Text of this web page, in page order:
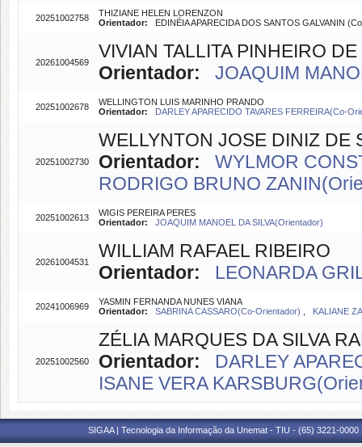
20251002758
THIZIANE HELEN LORENZON
Orientador: EDINÉIA APARECIDA DOS SANTOS GALVANIN
20261004569
VIVIAN TALLITA PINHEIRO
Orientador:
JOAQUIM
20251002678
WELLINGTON LUIS MARINHO PRANDO
Orientador:
DARLEY APARECIDO TAVARES FERREIRA(Co-
20251002730
WELLYNTON JOSE DINIZ DE
Orientador:
WYLMOR
RODRIGO BRUNO
20251002613
WIGIS PEREIRA PERES
Orientador:
JOAQUIM MANOEL DA SILVA(Orientador)
20261004531
WILLIAM RAFAEL RIBEIRO
Orientador:
LEONARDA
20241006969
YASMIN FERNANDA NUNES VIANA
Orientador:
SABRINA CASSARO(Co-Orientador) KALIANE
20251002560
ZÉLIA MARQUES DA SILVA
Orientador:
DARLEY
ISANE VERA
SIGAA | Tecnologia da Informação da Unemat - TIU - (65) 3221-